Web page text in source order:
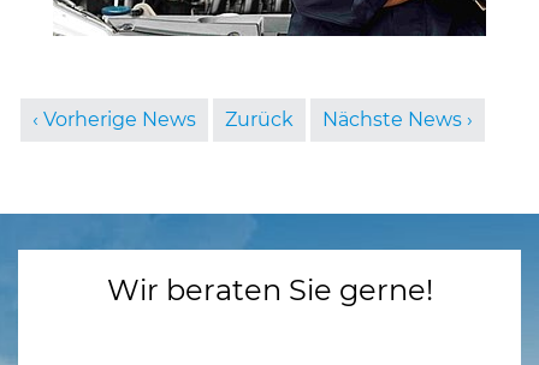
Vorherige News Zurück Nächste News
Wir beraten Sie gerne!